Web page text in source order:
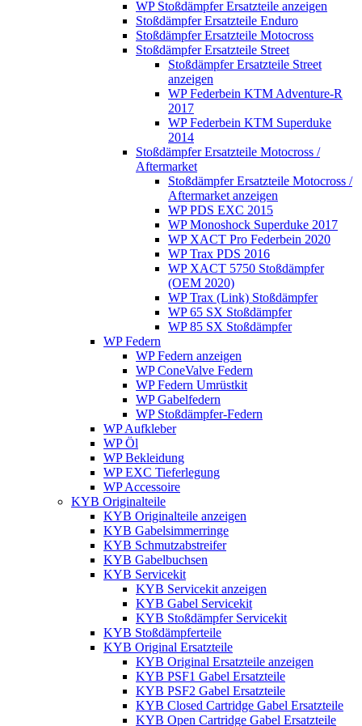
WP Stoßdämpfer Ersatzteile anzeigen
Stoßdämpfer Ersatzteile Enduro
Stoßdämpfer Ersatzteile Motocross
Stoßdämpfer Ersatzteile Street
Stoßdämpfer Ersatzteile Street
anzeigen
WP Federbein KTM Adventure-R
2017
WP Federbein KTM Superduke
2014
Stoßdämpfer Ersatzteile Motocross /
Aftermarket
Stoßdämpfer Ersatzteile Motocross /
Aftermarket anzeigen
WP PDS EXC 2015
WP Monoshock Superduke 2017
WP XACT Pro Federbein 2020
WP Trax PDS 2016
WP XACT 5750 Stoßdämpfer
(OEM 2020)
WP Trax (Link) Stoßdämpfer
WP 65 SX Stoßdämpfer
WP 85 SX Stoßdämpfer
WP Federn
WP Federn anzeigen
WP ConeValve Federn
WP Federn Umrüstkit
WP Gabelfedern
WP Stoßdämpfer-Federn
WP Aufkleber
WP Öl
WP Bekleidung
WP EXC Tieferlegung
WP Accessoire
KYB Originalteile
KYB Originalteile anzeigen
KYB Gabelsimmerringe
KYB Schmutzabstreifer
KYB Gabelbuchsen
KYB Servicekit
KYB Servicekit anzeigen
KYB Gabel Servicekit
KYB Stoßdämpfer Servicekit
KYB Stoßdämpferteile
KYB Original Ersatzteile
KYB Original Ersatzteile anzeigen
KYB PSF1 Gabel Ersatzteile
KYB PSF2 Gabel Ersatzteile
KYB Closed Cartridge Gabel Ersatzteile
KYB Open Cartridge Gabel Ersatzteile